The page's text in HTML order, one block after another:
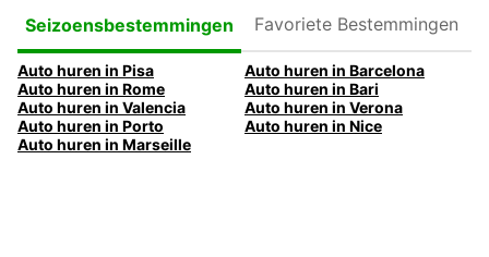
Seizoensbestemmingen
Bestemmingen
Auto huren in Pisa
Auto huren in Barcelona
Auto huren in Rome
Auto huren in Bari
Auto huren in Valencia
Auto huren in Verona
Auto huren in Porto
Auto huren in Nice
Auto huren in Marseille